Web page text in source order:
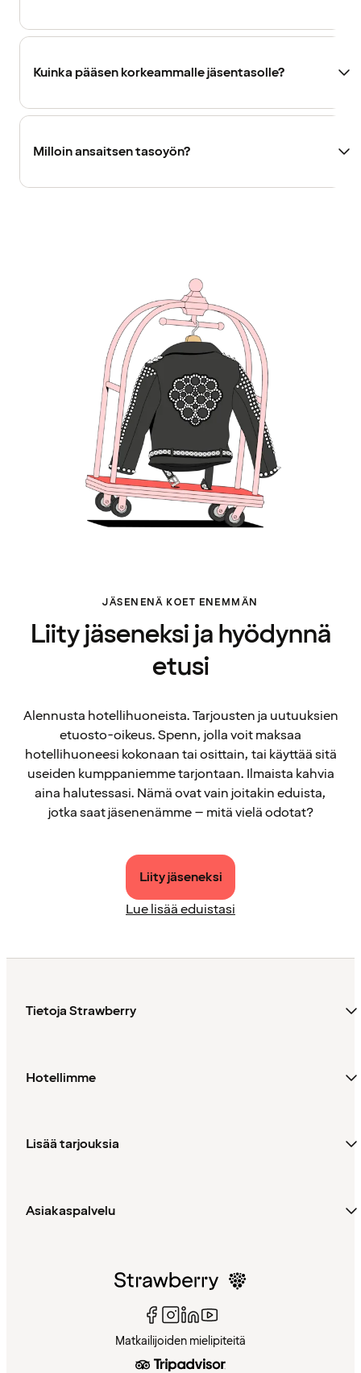
Kuinka pääsen korkeammalle jäsentasolle?
Milloin ansaitsen tasoyön?
JÄSENENÄ KOET ENEMMÄN
Liity jäseneksi ja hyödynnä
etusi
Alennusta hotellihuoneista. Tarjousten ja uutuuksien
etuosto-oikeus. Spenn, jolla voit maksaa
hotellihuoneesi kokonaan tai osittain, tai käyttää sitä
useiden kumppaniemme tarjontaan. Ilmaista kahvia
aina halutessasi. Nämä ovat vain joitakin eduista,
jotka saat jäsenenämme – mitä vielä odotat?
Liity jäseneksi
Lue lisää eduistasi
Tietoja Strawberry
Hotellimme
Lisää tarjouksia
Asiakaspalvelu
Matkailijoiden mielipiteitä